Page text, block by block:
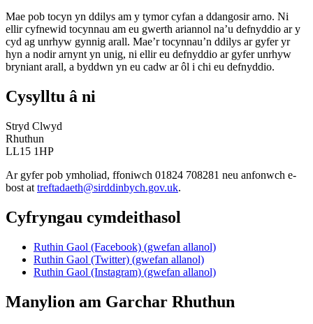
Mae pob tocyn yn ddilys am y tymor cyfan a ddangosir arno. Ni
ellir cyfnewid tocynnau am eu gwerth ariannol na’u defnyddio ar y
cyd ag unrhyw gynnig arall. Mae’r tocynnau’n ddilys ar gyfer yr
hyn a nodir arnynt yn unig, ni ellir eu defnyddio ar gyfer unrhyw
bryniant arall, a byddwn yn eu cadw ar ôl i chi eu defnyddio.
Cysylltu â ni
Stryd Clwyd
Rhuthun
LL15 1HP
Ar gyfer pob ymholiad, ffoniwch 01824 708281 neu anfonwch e-
bost at treftadaeth@sirddinbych.gov.uk.
Cyfryngau cymdeithasol
Ruthin Gaol (Facebook) (gwefan allanol)
Ruthin Gaol (Twitter) (gwefan allanol)
Ruthin Gaol (Instagram) (gwefan allanol)
Manylion am Garchar Rhuthun